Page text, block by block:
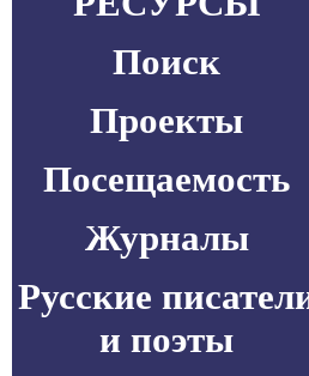
Поиск
Проекты
Посещаемость
Журналы
Русские
и поэты